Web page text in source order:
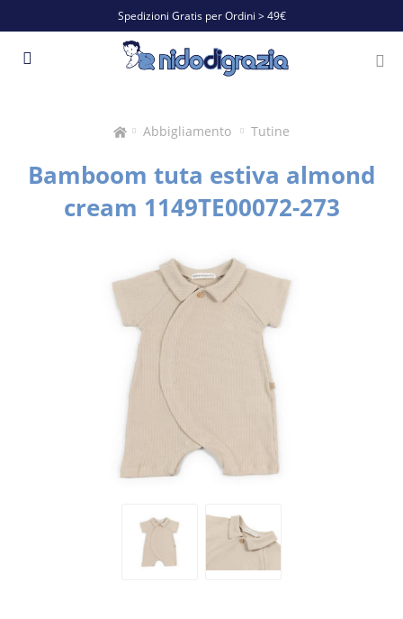
Spedizioni Gratis per Ordini > 49€
Abbigliamento Tutine
Bamboom tuta estiva almond
cream 1149TE00072-273